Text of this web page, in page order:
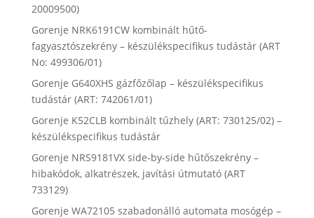
20009500)
Gorenje NRK6191CW kombinált hűtő-
fagyasztószekrény – készülékspecifikus tudástár (ART
No: 499306/01)
Gorenje G640XHS gázfőzőlap – készülékspecifikus
tudástár (ART: 742061/01)
Gorenje K52CLB kombinált tűzhely (ART: 730125/02) –
készülékspecifikus tudástár
Gorenje NRS9181VX side-by-side hűtőszekrény –
hibakódok, alkatrészek, javítási útmutató (ART
733129)
Gorenje WA72105 szabadonálló automata mosógép –